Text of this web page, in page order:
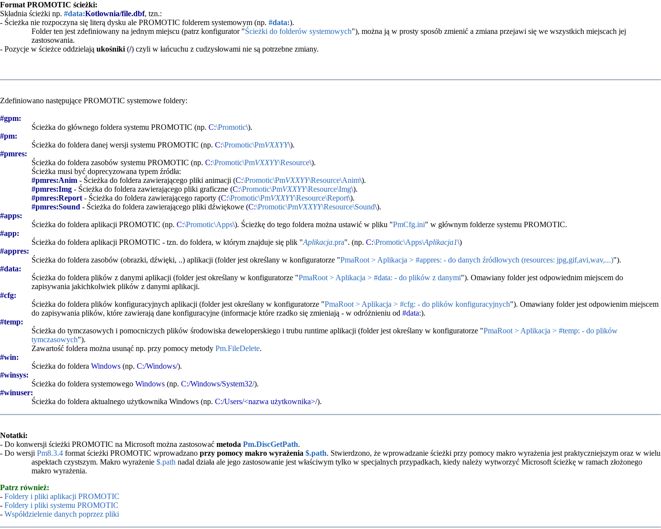
Format PROMOTIC ścieżki:
Składnia ścieżki np. #data:Kotlownia/file.dbf, tzn.:
- Ścieżka nie rozpoczyna się literą dysku ale PROMOTIC folderem systemowym (np. #data:).
Folder ten jest zdefiniowany na jednym miejscu (patrz konfigurator "Ścieżki do folderów systemowych"), można ją w prosty sposób zmienić a zmiana przejawi się we wszystkich miejscach jej
zastosowania.
- Pozycje w ścieżce oddzielają ukośniki (/) czyli w łańcuchu z cudzysłowami nie są potrzebne zmiany.
Zdefiniowano następujące PROMOTIC systemowe foldery:
#gpm:
Ścieżka do głównego foldera systemu PROMOTIC (np. C:\Promotic\).
#pm:
Ścieżka do foldera danej wersji systemu PROMOTIC (np. C:\Promotic\PmVXXYY\).
#pmres:
Ścieżka do foldera zasobów systemu PROMOTIC (np. C:\Promotic\PmVXXYY\Resource\).
Ścieżka musi być doprecyzowana typem źródła:
#pmres:Anim - Ścieżka do foldera zawierającego pliki animacji (C:\Promotic\PmVXXYY\Resource\Anim\).
#pmres:Img - Ścieżka do foldera zawierającego pliki graficzne (C:\Promotic\PmVXXYY\Resource\Img\).
#pmres:Report - Ścieżka do foldera zawierającego raporty (C:\Promotic\PmVXXYY\Resource\Report\).
#pmres:Sound - Ścieżka do foldera zawierającego pliki dźwiękowe (C:\Promotic\PmVXXYY\Resource\Sound\).
#apps:
Ścieżka do foldera aplikacji PROMOTIC (np. C:\Promotic\Apps\). Ścieżkę do tego foldera można ustawić w pliku "PmCfg.ini" w głównym folderze systemu PROMOTIC.
#app:
Ścieżka do foldera aplikacji PROMOTIC - tzn. do foldera, w którym znajduje się plik "Aplikacja.pra". (np. C:\Promotic\Apps\Aplikacja1\)
#appres:
Ścieżka do foldera zasobów (obrazki, dźwięki, ..) aplikacji (folder jest określany w konfiguratorze "PmaRoot > Aplikacja > #appres: - do danych źródłowych (resources: jpg,gif,avi,wav,...)").
#data:
Ścieżka do foldera plików z danymi aplikacji (folder jest określany w konfiguratorze "PmaRoot > Aplikacja > #data: - do plików z danymi"). Omawiany folder jest odpowiednim miejscem do
zapisywania jakichkolwiek plików z danymi aplikacji.
#cfg:
Ścieżka do foldera plików konfiguracyjnych aplikacji (folder jest określany w konfiguratorze "PmaRoot > Aplikacja > #cfg: - do plików konfiguracyjnych"). Omawiany folder jest odpowienim miejscem
do zapisywania plików, które zawierają dane konfiguracyjne (informacje które rzadko się zmieniają - w odróżnieniu od #data:).
#temp:
Ścieżka do tymczasowych i pomocniczych plików środowiska deweloperskiego i trubu runtime aplikacji (folder jest określany w konfiguratorze "PmaRoot > Aplikacja > #temp: - do plików
tymczasowych").
Zawartość foldera można usunąć np. przy pomocy metody Pm.FileDelete.
#win:
Ścieżka do foldera Windows (np. C:/Windows/).
#winsys:
Ścieżka do foldera systemowego Windows (np. C:/Windows/System32/).
#winuser:
Ścieżka do foldera aktualnego użytkownika Windows (np. C:/Users/<nazwa użytkownika>/).
Notatki:
- Do konwersji ścieżki PROMOTIC na Microsoft można zastosować metoda Pm.DiscGetPath.
- Do wersji Pm8.3.4 format ścieżki PROMOTIC wprowadzano przy pomocy makro wyrażenia $.path. Stwierdzono, że wprowadzanie ścieżki przy pomocy makro wyrażenia jest praktyczniejszym oraz w wielu
aspektach czystszym. Makro wyrażenie $.path nadal działa ale jego zastosowanie jest właściwym tylko w specjalnych przypadkach, kiedy należy wytworzyć Microsoft ścieżkę w ramach złożonego
makro wyrażenia.
Patrz również:
- Foldery i pliki aplikacji PROMOTIC
- Foldery i pliki systemu PROMOTIC
- Współdzielenie danych poprzez pliki